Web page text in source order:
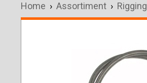
Home › Assortiment › Rigging